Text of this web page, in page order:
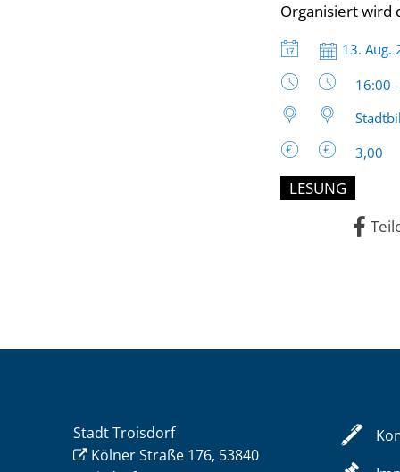
Organisiert wird
Datum:
13. Aug.
Uhrzeit:
16:00
3,00
LESUNG
Stadt Troisdorf
Kölner Straße 176, 53840